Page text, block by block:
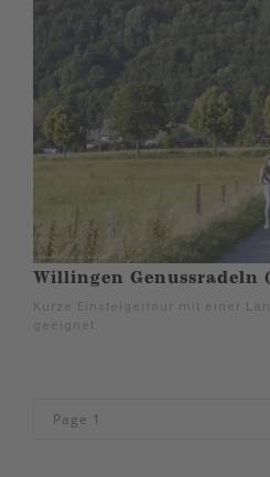
Willingen Genussradeln
Kurze Einsteigertour mit einer
geeignet.